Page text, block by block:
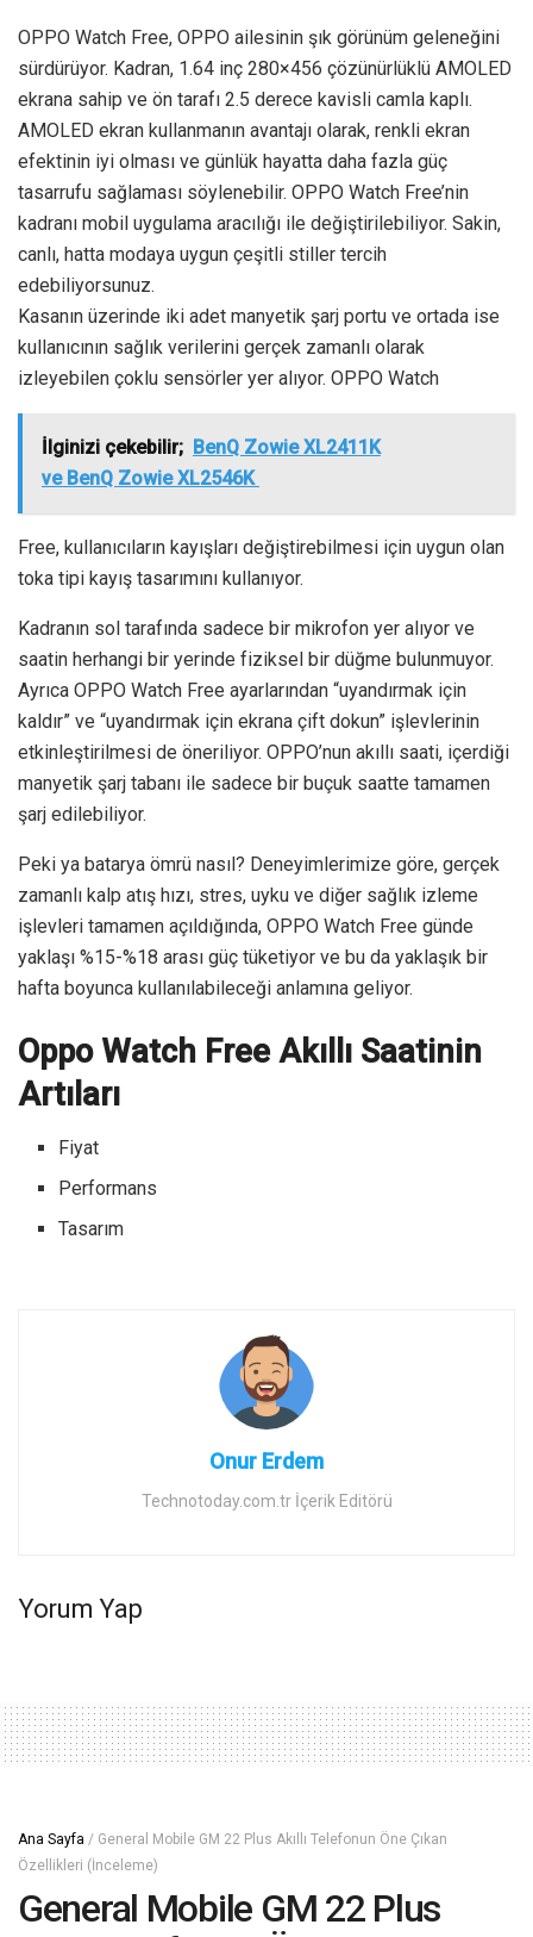
OPPO Watch Free, OPPO ailesinin şık görünüm geleneğini
sürdürüyor. Kadran, 1.64 inç 280×456 çözünürlüklü AMOLED
ekrana sahip ve ön tarafı 2.5 derece kavisli camla kaplı.
AMOLED ekran kullanmanın avantajı olarak, renkli ekran
efektinin iyi olması ve günlük hayatta daha fazla güç
tasarrufu sağlaması söylenebilir. OPPO Watch Free’nin
kadranı mobil uygulama aracılığı ile değiştirilebiliyor. Sakin,
canlı, hatta modaya uygun çeşitli stiller tercih
edebiliyorsunuz.
Kasanın üzerinde iki adet manyetik şarj portu ve ortada ise
kullanıcının sağlık verilerini gerçek zamanlı olarak
izleyebilen çoklu sensörler yer alıyor. OPPO Watch
İlginizi çekebilir; BenQ Zowie XL2411K
ve BenQ Zowie XL2546K
Free, kullanıcıların kayışları değiştirebilmesi için uygun olan
toka tipi kayış tasarımını kullanıyor.
Kadranın sol tarafında sadece bir mikrofon yer alıyor ve
saatin herhangi bir yerinde fiziksel bir düğme bulunmuyor.
Ayrıca OPPO Watch Free ayarlarından “uyandırmak için
kaldır” ve “uyandırmak için ekrana çift dokun” işlevlerinin
etkinleştirilmesi de öneriliyor. OPPO’nun akıllı saati, içerdiği
manyetik şarj tabanı ile sadece bir buçuk saatte tamamen
şarj edilebiliyor.
Peki ya batarya ömrü nasıl? Deneyimlerimize göre, gerçek
zamanlı kalp atış hızı, stres, uyku ve diğer sağlık izleme
işlevleri tamamen açıldığında, OPPO Watch Free günde
yaklaşı %15-%18 arası güç tüketiyor ve bu da yaklaşık bir
hafta boyunca kullanılabileceği anlamına geliyor.
Oppo Watch Free Akıllı Saatinin
Artıları
Fiyat
Performans
Tasarım
Onur Erdem
Technotoday.com.tr İçerik Editörü
Yorum Yap
Ana Sayfa / General Mobile GM 22 Plus Akıllı Telefonun Öne Çıkan
Özellikleri (İnceleme)
General Mobile GM 22 Plus